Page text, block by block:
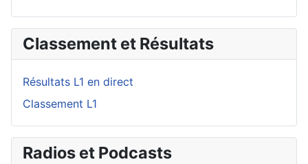
Classement et Résultats
Résultats L1 en direct
Classement L1
Radios et Podcasts